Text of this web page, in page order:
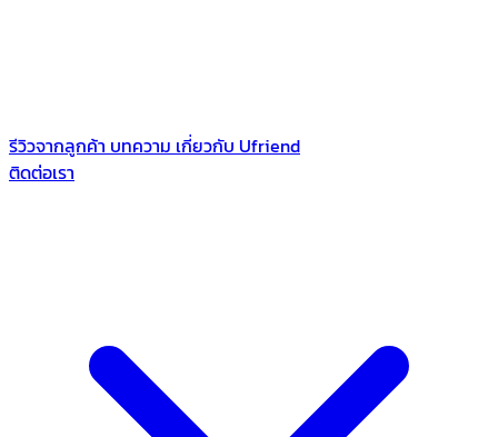
รีวิวจากลูกค้า บทความ เกี่ยวกับ Ufriend
ติดต่อเรา